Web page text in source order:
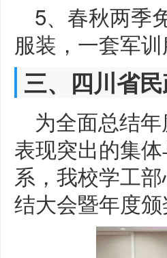
5、春秋两季
服装，一套军
三、四川省
为全面总结
表现突出的集
系，我校学工
结大会暨年度颁